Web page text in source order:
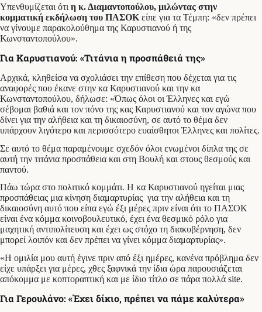
Υπενθυμίζεται ότι η κ. Διαμαντοπούλου, μιλώντας στην
κομματική εκδήλωση του ΠΑΣΟΚ είπε για τα Τέμπη: «δεν πρέπει
να γίνουμε παρακολούθημα της Καρυστιανού ή της
Κωνσταντοπούλου».
Για Καρυστιανού: «Τιτάνια η προσπάθειά της»
Αρχικά, κληθείσα να σχολιάσει την επίθεση που δέχεται για τις
αναφορές που έκανε στην κα Καρυστιανού και την κα
Κωνσταντοπούλου, δήλωσε: «Όπως όλοι οι Έλληνες και εγώ
σέβομαι βαθιά και τον πόνο της κας Καρυστιανού και τον αγώνα που
δίνει για την αλήθεια και τη δικαιοσύνη, σε αυτό το θέμα δεν
υπάρχουν λιγότερο και περισσότερο ευαίσθητοι Έλληνες και πολίτες.
Σε αυτό το θέμα παραμένουμε σχεδόν όλοι ενωμένοι δίπλα της σε
αυτή την τιτάνια προσπάθεια και στη Βουλή και στους θεσμούς και
παντού.
Πάω τώρα στο πολιτικό κομμάτι. Η κα Καρυστιανού ηγείται μιας
προσπάθειας μια κίνηση διαμαρτυρίας για την αλήθεια και τη
δικαιοσύνη αυτό που είπα εγώ έξι μέρες πριν είναι ότι το ΠΑΣΟΚ
είναι ένα κόμμα κοινοβουλευτικό, έχει ένα θεσμικό ρόλο για
μαχητική αντιπολίτευση και έχει ως στόχο τη διακυβέρνηση, δεν
μπορεί λοιπόν και δεν πρέπει να γίνει κόμμα διαμαρτυρίας».
«Η ομιλία μου αυτή έγινε πριν από έξι ημέρες, κανένα πρόβλημα δεν
είχε υπάρξει για μέρες, χθες ξαφνικά την ίδια ώρα παρουσιάζεται
απόκομμα με κοπτοραπτική και με ίδιο τίτλο σε πάρα πολλά site.
Για Γερουλάνο: «Έχει δίκιο, πρέπει να πάμε καλύτερα»